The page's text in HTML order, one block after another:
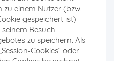
einem Nutzer (bzw.
gespeichert ist)
Besuch
zu speichern. Als
Cookies“ oder